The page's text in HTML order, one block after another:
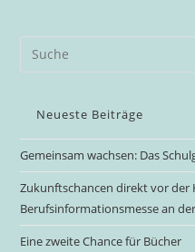
Neueste Beiträge
Gemeinsam wachsen: Das
Zukunftschancen direkt vor der
Berufsinformationsmesse an
Eine zweite Chance für Bücher